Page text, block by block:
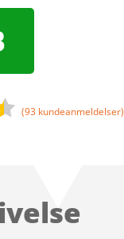
(93 kundeanmeldelser)